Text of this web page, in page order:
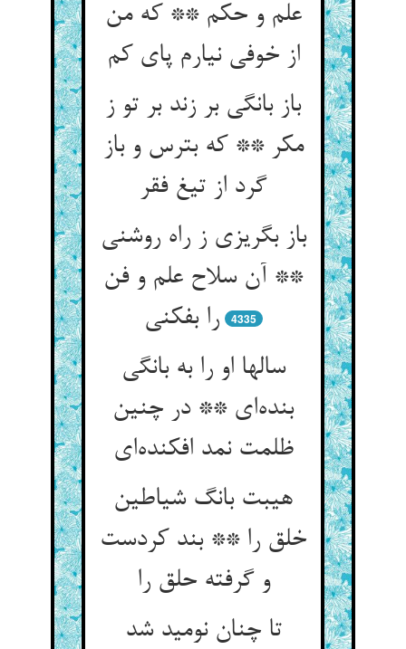
علم و حکم ** که من
از خوفی نیارم پای کم
باز بانگی بر زند بر تو ز
مکر ** که بترس و باز
گرد از تیغ فقر
باز بگریزی ز راه روشنی
** آن سلاح علم و فن
را بفکنی
4335
سالها او را به بانگی
بنده‌ای ** در چنین
ظلمت نمد افکنده‌ای
هیبت بانگ شیاطین
خلق را ** بند کردست
و گرفته حلق را
تا چنان نومید شد